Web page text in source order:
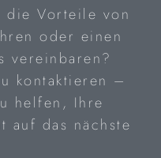
die Vorteile von
oder einen
vereinbaren?
kontaktieren –
helfen, Ihre
auf das nächste